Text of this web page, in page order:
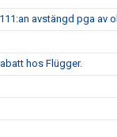
avstängd pga av
hos Flügger.